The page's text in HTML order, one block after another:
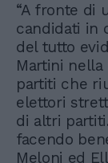
“A fronte di
candidati in
del tutto
Martini
partiti che
elettori
di altri
facendo
Meloni ed